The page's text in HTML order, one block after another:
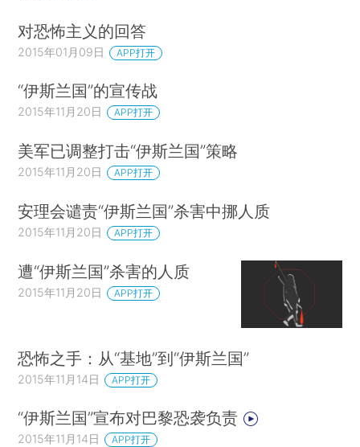
对恐怖主义的回答
2015年01月09日 APP打开
“伊斯兰国”的宣传战
2015年11月20日 APP打开
美军已调整打击“伊斯兰国”策略
2015年11月20日 APP打开
安理会谴责“伊斯兰国”杀害中挪人质
2015年11月20日 APP打开
遭“伊斯兰国”杀害的人质
2015年11月20日 APP打开
恐怖之手：从“基地”到“伊斯兰国”
2015年11月14日 APP打开
“伊斯兰国”宣布对巴黎恐袭负责
2015年11月14日 APP打开